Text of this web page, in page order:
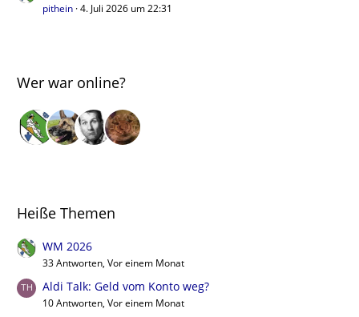
pithein 4. Juli 2026 um 22:31
Wer war online?
Heiße Themen
WM 2026
33 Antworten, Vor einem Monat
Aldi Talk: Geld vom Konto weg?
10 Antworten, Vor einem Monat